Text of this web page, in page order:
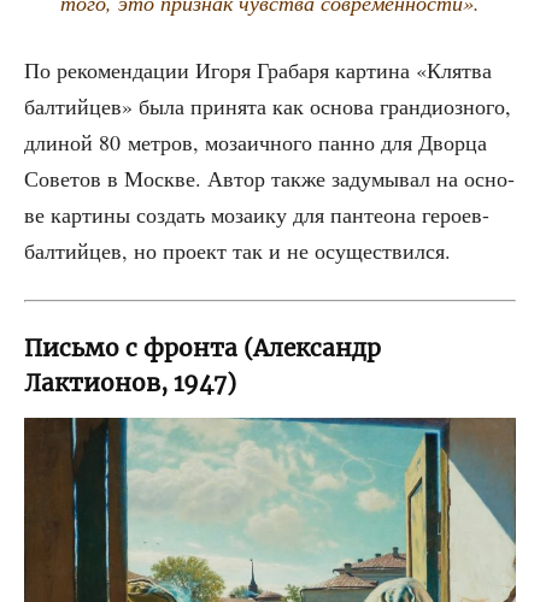
По реко­мен­да­ции Иго­ря Гра­ба­ря кар­ти­на «Клят­ва
бал­тий­цев» была при­ня­та как осно­ва гран­ди­оз­но­го,
дли­ной 80 мет­ров, моза­ич­но­го пан­но для Двор­ца
Сове­тов в Москве. Автор так­же заду­мы­вал на осно­
ве кар­ти­ны создать моза­и­ку для пан­тео­на геро­ев-
бал­тий­цев, но про­ект так и не осуществился.
Письмо с фронта (Александр
Лактионов, 1947)